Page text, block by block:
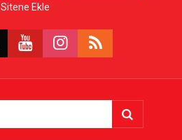
Sitene Ekle